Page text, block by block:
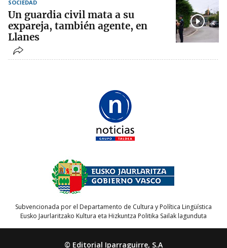
SOCIEDAD
Un guardia civil mata a su
expareja, también agente, en
Llanes
Subvencionada por el Departamento de Cultura y Política Lingüística
Eusko Jaurlaritzako Kultura eta Hizkuntza Politika Sailak lagunduta
© Editorial Iparraguirre, S.A